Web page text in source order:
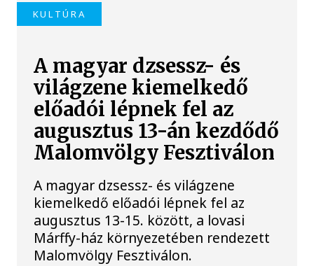
KULTÚRA
A magyar dzsessz- és
világzene kiemelkedő
előadói lépnek fel az
augusztus 13-án kezdődő
Malomvölgy Fesztiválon
A magyar dzsessz- és világzene
kiemelkedő előadói lépnek fel az
augusztus 13-15. között, a lovasi
Márffy-ház környezetében rendezett
Malomvölgy Fesztiválon.